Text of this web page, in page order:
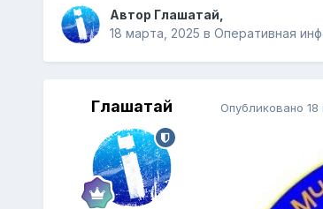
Автор Глашатай
18 марта, 2025 в Оперативная
Глашатай Опубликовано 18